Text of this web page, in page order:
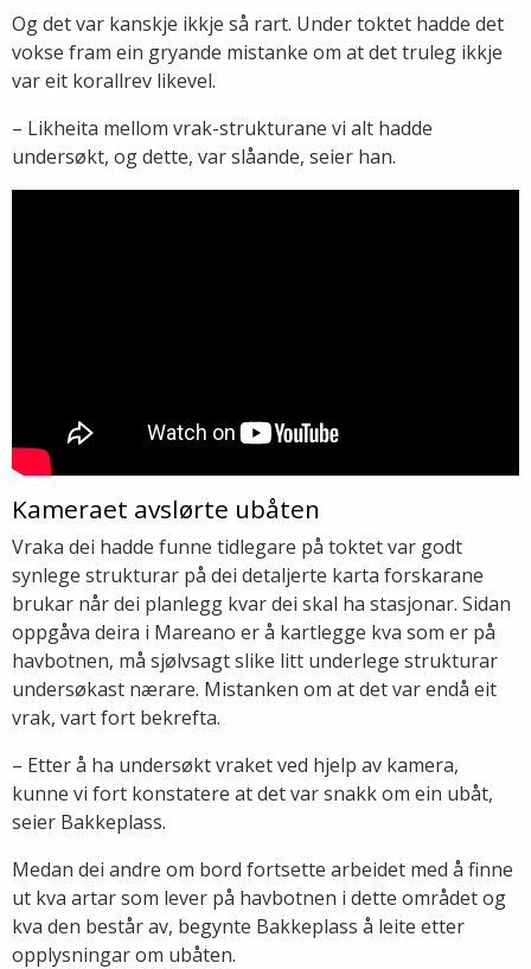
Og det var kanskje ikkje så rart. Under toktet hadde det
vokse fram ein gryande mistanke om at det truleg ikkje
var eit korallrev likevel.
– Likheita mellom vrak-strukturane vi alt hadde
undersøkt, og dette, var slåande, seier han.
Kameraet avslørte ubåten
Vraka dei hadde funne tidlegare på toktet var godt
synlege strukturar på dei detaljerte karta forskarane
brukar når dei planlegg kvar dei skal ha stasjonar. Sidan
oppgåva deira i Mareano er å kartlegge kva som er på
havbotnen, må sjølvsagt slike litt underlege strukturar
undersøkast nærare. Mistanken om at det var endå eit
vrak, vart fort bekrefta.
– Etter å ha undersøkt vraket ved hjelp av kamera,
kunne vi fort konstatere at det var snakk om ein ubåt,
seier Bakkeplass.
Medan dei andre om bord fortsette arbeidet med å finne
ut kva artar som lever på havbotnen i dette området og
kva den består av, begynte Bakkeplass å leite etter
opplysningar om ubåten.